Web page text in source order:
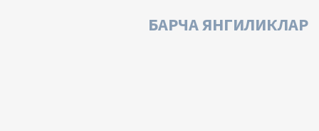
БАРЧА ЯНГИЛИКЛАР